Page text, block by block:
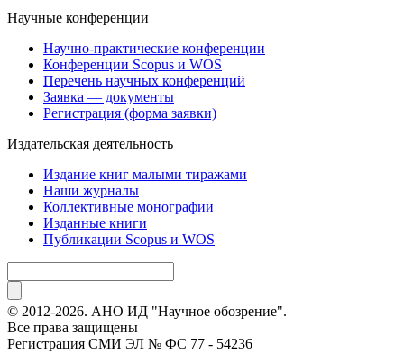
Научные конференции
Научно-практические конференции
Конференции Scopus и WOS
Перечень научных конференций
Заявка — документы
Регистрация (форма заявки)
Издательская деятельность
Издание книг малыми тиражами
Наши журналы
Коллективные монографии
Изданные книги
Публикации Scopus и WOS
© 2012-2026. АНО ИД "Научное обозрение".
Все права защищены
Регистрация СМИ ЭЛ № ФС 77 - 54236